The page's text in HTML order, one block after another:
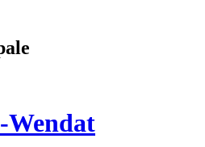
Wendat